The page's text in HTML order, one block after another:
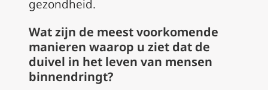
gezondheid.
Wat zijn de meest voorkomende
manieren waarop u ziet dat de
duivel in het leven van mensen
binnendringt?